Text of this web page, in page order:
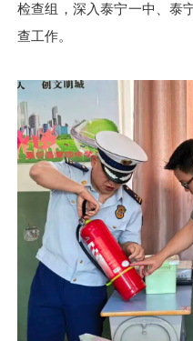
检查组，深入泰宁一中、泰
查工作。